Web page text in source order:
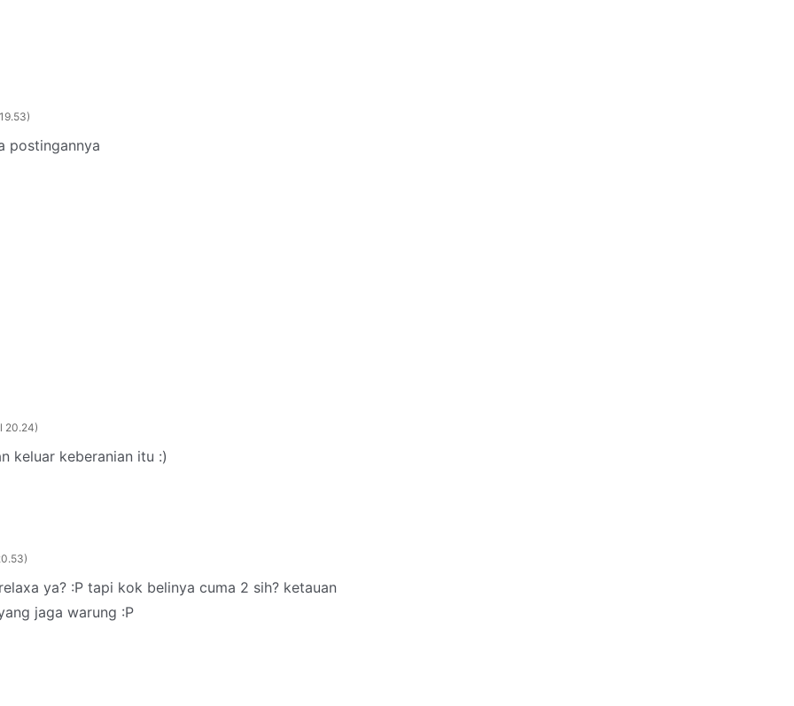
postingannya
20.24
keluar keberanian itu :)
ya? :P tapi kok belinya cuma 2 sih? ketauan
jaga warung :P